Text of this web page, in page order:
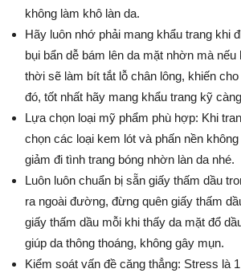
không làm khô làn da.
Hãy luôn nhớ phải mang khẩu trang khi
bụi bẩn dễ bám lên da mặt nhờn mà
thời sẽ làm bít tắt lỗ chân lông, khiến
đó, tốt nhất hãy mang khẩu trang kỹ
Lựa chọn loại mỹ phẩm phù hợp: Khi
chọn các loại kem lót và phấn nền
giảm đi tình trang bóng nhờn làn da nhé.
Luôn luôn chuẩn bị sẵn giấy thấm dầu
ra ngoài đường, đừng quên giấy thấm
giấy thấm dầu mỗi khi thấy da mặt đổ
giúp da thông thoáng, không gây mụn.
Kiểm soát vấn đề căng thẳng: Stress là